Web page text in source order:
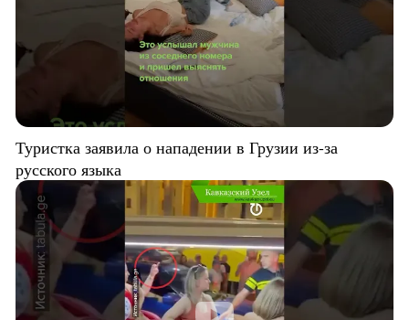
Туристка заявила о нападении в Грузии из-за
русского языка